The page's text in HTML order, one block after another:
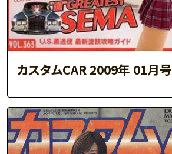
カスタムCAR 2009年 01月号